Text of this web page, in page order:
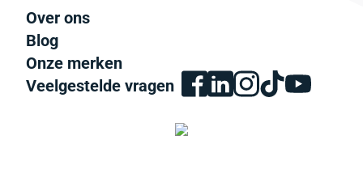
Over ons
Blog
Onze merken
Veelgestelde vragen